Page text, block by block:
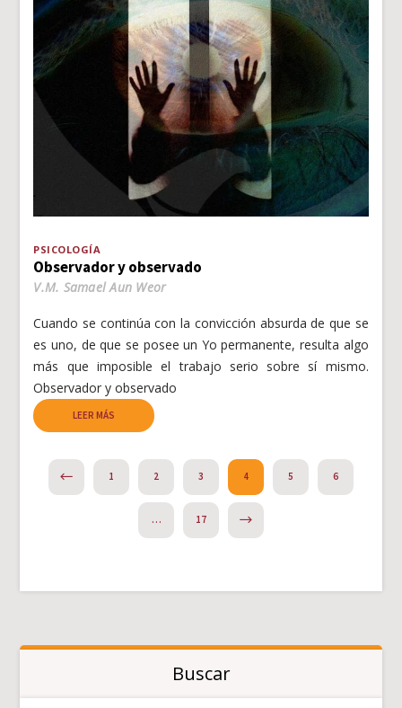
PSICOLOGÍA
Observador y observado
V.M. Samael Aun Weor
Cuando se continúa con la convicción absurda de que se
es uno, de que se posee un Yo permanente, resulta algo
más que imposible el trabajo serio sobre sí mismo.
Observador y observado
LEER MÁS
PREVIOUS1 2 3 4 5 6
… 17
Buscar